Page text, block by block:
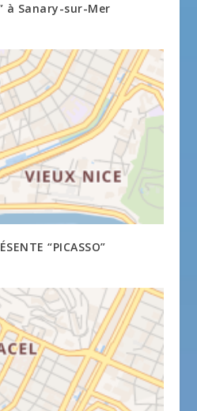
à Sanary-sur-Mer
“PICASSO”